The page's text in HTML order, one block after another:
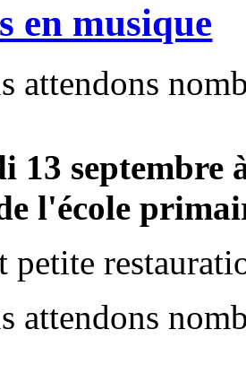
en musique
attendons
13
l'école
petite
attendons